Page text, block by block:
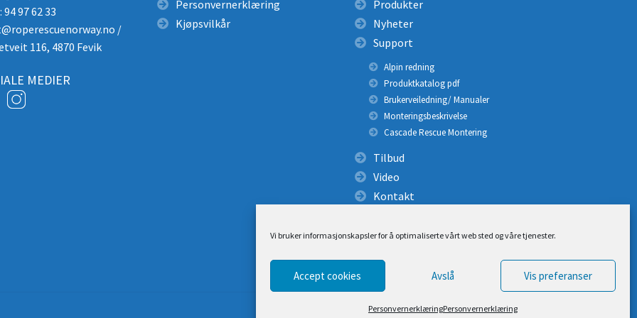
Vi bruker informasjonskapsler for å optimaliserte vårt web sted og våre tjenester.
Accept cookies Avslå Vis preferanser
PersonvernerklæringPersonvernerklæring
94 97 62 33
/
116, 4870 Fevik
MEDIER
Personvernerklæring
Kjøpsvilkår
Produkter
Nyheter
Support
Alpin redning
Produktkatalog pdf
Brukerveiledning/ Manualer
Monteringsbeskrivelse
Cascade Rescue Montering
Tilbud
Video
Kontakt